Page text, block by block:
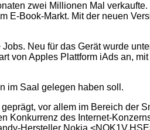
zwei Millionen Mal
E-Book-Markt. Mit der neuen
Neu für das Gerät wurde
von Apples Plattform iAds an,
im Saal gelegen haben soll.
vor allem im Bereich der
Konkurrenz des Internet-